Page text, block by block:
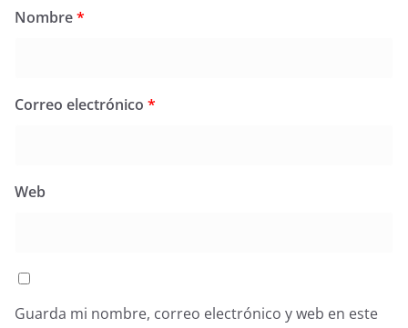
Nombre*
Correo electrónico *
Web
Guarda mi nombre, correo electrónico y web en este